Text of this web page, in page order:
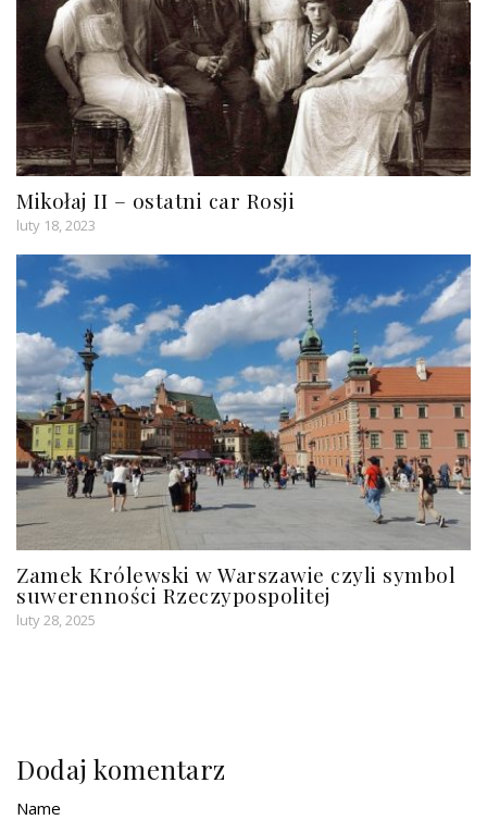
Mikołaj II – ostatni car Rosji
luty 18, 2023
Zamek Królewski w Warszawie czyli symbol
suwerenności Rzeczypospolitej
luty 28, 2025
Dodaj komentarz
Name